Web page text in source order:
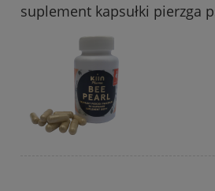
suplement kapsułki pierzga